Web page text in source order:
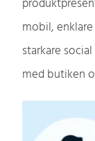
mobil,
starkare
med butiken